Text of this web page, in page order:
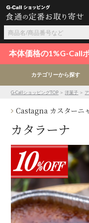
本体価格の1%G-Call
カテゴリーから探す
G-CallショッピングTOP ＞洋菓子 ＞
Castagna カスターニ
カタラーナ